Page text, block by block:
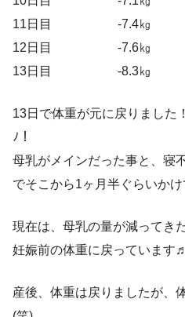
11日目 -7.4㎏
12日目 -7.6㎏
13日目 -8.3㎏
13日で体重が元に戻りました
ﾉ！
母乳がメインだった事と、寝
でそこから1ヶ月半ぐらいかけ
現在は、母乳の量が減ってき
妊娠前の体重に戻っています♬
産後、体重は戻りましたが、